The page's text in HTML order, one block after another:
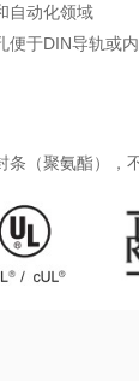
自动化领域
便于DIN导轨或
条（聚氨酯），